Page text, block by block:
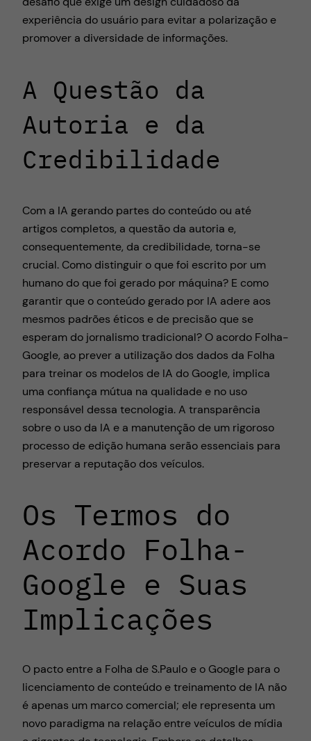
experiência do usuário para evitar a polarização e
promover a diversidade de informações.
A Questão da
Autoria e da
Credibilidade
Com a IA gerando partes do conteúdo ou até
artigos completos, a questão da autoria e,
consequentemente, da credibilidade, torna-se
crucial. Como distinguir o que foi escrito por um
humano do que foi gerado por máquina? E como
garantir que o conteúdo gerado por IA adere aos
mesmos padrões éticos e de precisão que se
esperam do jornalismo tradicional? O acordo Folha-
Google, ao prever a utilização dos dados da Folha
para treinar os modelos de IA do Google, implica
uma confiança mútua na qualidade e no uso
responsável dessa tecnologia. A transparência
sobre o uso da IA e a manutenção de um rigoroso
processo de edição humana serão essenciais para
preservar a reputação dos veículos.
Os Termos do
Acordo Folha-
Google e Suas
Implicações
O pacto entre a Folha de S.Paulo e o Google para o
licenciamento de conteúdo e treinamento de IA não
é apenas um marco comercial; ele representa um
novo paradigma na relação entre veículos de mídia